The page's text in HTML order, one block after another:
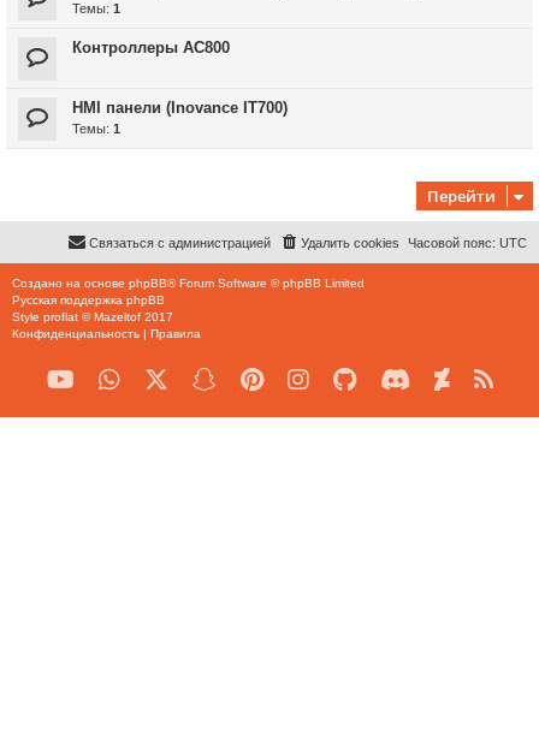
Темы: 1
Контроллеры AC800
HMI панели (Inovance IT700)
Темы: 1
Перейти
Часовой пояс: UTC
Удалить cookies
Связаться с администрацией
Создано на основе phpBB® Forum Software © phpBB Limited
Русская поддержка phpBB
Style proflat ©Mazeltof 2017
Конфиденциальность | Правила